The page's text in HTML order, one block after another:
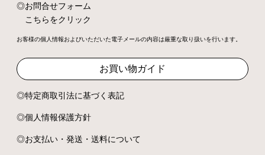
お問合せフォーム
こちらをクリック
お客様の個人情報およびいただいた電子メールの内容は厳重な取り扱いを行います。
お買い物ガイド
特定商取引法に基づく表記
個人情報保護方針
お支払い・発送・送料について